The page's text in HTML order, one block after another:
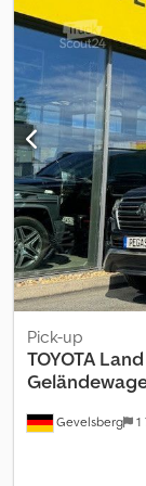
máquina/veículo:
reboque, airbag,
computador de
direção
de partículas,
tração integral,
realizada
Gevelsberg 1
Pick-up
TOYOTA